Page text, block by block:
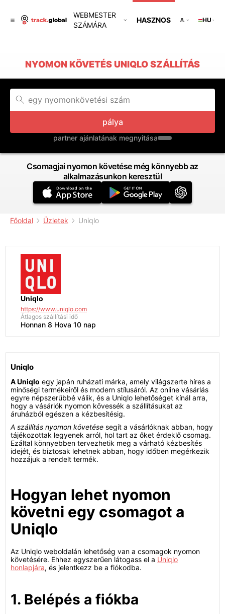
WEBMESTER
SZÁMÁRA
HASZNOS HU
NYOMON KÖVETÉS UNIQLO SZÁLLÍTÁS
pálya
partner ajánlatának megnyitása
Csomagjai nyomon követése még könnyebb az
alkalmazásunkon keresztül
Főoldal Üzletek Uniqlo
Uniqlo
https://www.uniqlo.com
Átlagos szállítási idő
Honnan 8 Hova 10 nap
Uniqlo
A Uniqlo egy japán ruházati márka, amely világszerte híres a
minőségi termékeiről és modern stílusáról. Az online vásárlás
egyre népszerűbbé válik, és a Uniqlo lehetőséget kínál arra,
hogy a vásárlók nyomon kövessék a szállításukat az
áruházból egészen a kézbesítésig.
A szállítás nyomon követése segít a vásárlóknak abban, hogy
tájékozottak legyenek arról, hol tart az őket érdeklő csomag.
Ezáltal könnyebben tervezhetik meg a várható kézbesítés
idejét, és biztosak lehetnek abban, hogy időben megérkezik
hozzájuk a rendelt termék.
Hogyan lehet nyomon
követni egy csomagot a
Uniqlo
Az Uniqlo weboldalán lehetőség van a csomagok nyomon
követésére. Ehhez egyszerűen látogass el a Uniqlo
honlapjára, és jelentkezz be a fiókodba.
1. Belépés a fiókba